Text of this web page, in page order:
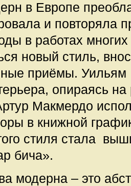
в Европе
и повторяла
в работах
новый стиль,
приёмы. Уильям
опираясь на
Макмердо
в книжной
стиля стала
бича».
модерна – это